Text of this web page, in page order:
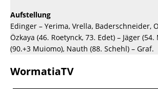
Aufstellung
Edinger – Yerima, Vrella, Baderschneider,
Özkaya (46. Roetynck, 73. Edet) – Jäger
(90.+3 Muiomo), Nauth (88. Schehl) – Graf.
WormatiaTV